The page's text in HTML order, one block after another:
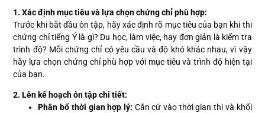
1. Xác định mục tiêu và lựa chọn chứng chỉ phù hợp:
Trước khi bắt đầu ôn tập, hãy xác định rõ mục tiêu của bạn khi thi
chứng chỉ tiếng Ý là gì? Du học, làm việc, hay đơn giản là kiểm tra
trình độ? Mỗi chứng chỉ có yêu cầu và độ khó khác nhau, vì vậy
hãy lựa chọn chứng chỉ phù hợp với mục tiêu và trình độ hiện tại
của bạn.
2. Lên kế hoạch ôn tập chi tiết:
Phân bổ thời gian hợp lý: Căn cứ vào thời gian thi và khối